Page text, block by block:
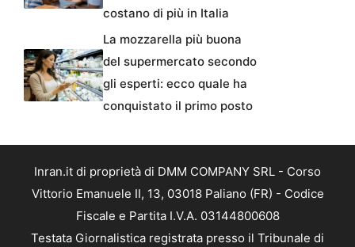
costano di più in Italia
La mozzarella più buona
del supermercato secondo
gli esperti: ecco quale ha
conquistato il primo posto
Inran.it di proprietà di DMM COMPANY SRL - Corso
Vittorio Emanuele II, 13, 03018 Paliano (FR) - Codice
Fiscale e Partita I.V.A. 03144800608
Testata Giornalistica registrata presso il Tribunale di